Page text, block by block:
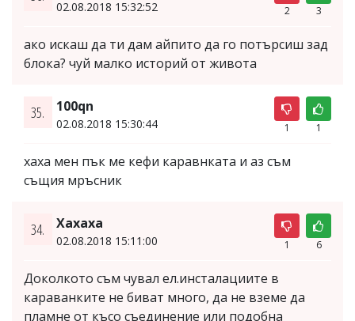
02.08.2018 15:32:52 2 3
ако искаш да ти дам айпито да го потърсиш зад
блока? чуй малко историй от живота
35. 100qn
02.08.2018 15:30:44 1 1
хаха мен пък ме кефи каравнката и аз съм
същия мръсник
34. Хахаха
02.08.2018 15:11:00 1 6
Доколкото съм чувал ел.инсталациите в
караванките не биват много, да не вземе да
пламне от късо съединение или подобна